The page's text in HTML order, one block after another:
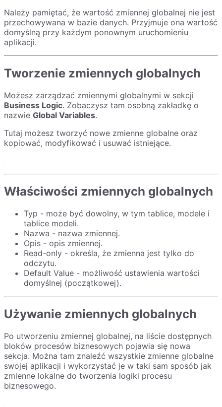
Należy pamiętać, że wartość zmiennej globalnej nie jest
przechowywana w bazie danych. Przyjmuje ona wartość
domyślną przy każdym ponownym uruchomieniu
aplikacji.
Tworzenie zmiennych globalnych
Możesz zarządzać zmiennymi globalnymi w sekcji
Business Logic. Zobaczysz tam osobną zakładkę o
nazwie Global Variables.
Tutaj możesz tworzyć nowe zmienne globalne oraz
kopiować, modyfikować i usuwać istniejące.
Właściwości zmiennych globalnych
Typ - może być dowolny, w tym tablice, modele i
tablice modeli.
Nazwa - nazwa zmiennej.
Opis - opis zmiennej.
Read-only - określa, że zmienna jest tylko do
odczytu.
Default Value - możliwość ustawienia wartości
domyślnej (początkowej).
Używanie zmiennych globalnych
Po utworzeniu zmiennej globalnej, na liście dostępnych
bloków procesów biznesowych pojawia się nowa
sekcja. Można tam znaleźć wszystkie zmienne globalne
swojej aplikacji i wykorzystać je w taki sam sposób jak
zmienne lokalne do tworzenia logiki procesu
biznesowego.